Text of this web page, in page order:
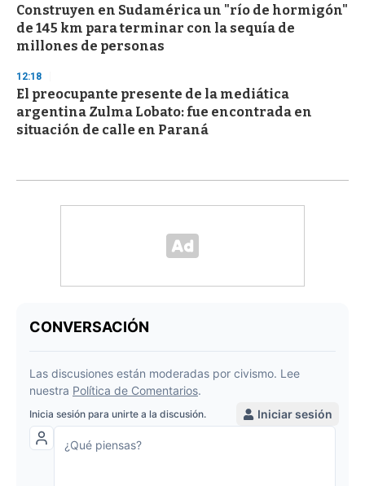
Construyen en Sudamérica un "río de hormigón"
de 145 km para terminar con la sequía de
millones de personas
12:18
El preocupante presente de la mediática
argentina Zulma Lobato: fue encontrada en
situación de calle en Paraná